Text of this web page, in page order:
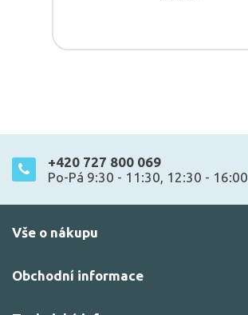
+420 727 800 069
Po-Pá 9:30 - 11:30, 12:30 - 16:00
Vše o nákupu
Obchodní informace